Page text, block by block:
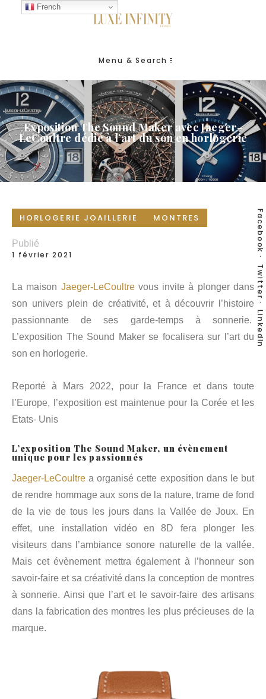
Menu & Search
Exposition The Sound Maker avec Jaeger-
LeCoultre dédié à l’art du son en horlogerie
Facebook
Twitter
LinkedIn
HORLOGERIE JOAILLERIE MONTRES
Publié
1 février 2021
La maison Jaeger-LeCoultrevous invite à plonger dans
son univers plein de créativité, et à découvrir l’histoire
passionnante de ses garde-temps à sonnerie.
L’exposition The Sound Maker se focalisera sur l’art du
son en horlogerie.
Reporté à Mars 2022, pour la France et dans toute
l’Europe, l’exposition est maintenue pour la Corée et les
Etats- Unis
L’exposition The Sound Maker, un évènement
unique pour les passionnés
Jaeger-LeCoultre a organisé cette exposition dans le but
de rendre hommage aux sons de la nature, trame de fond
de la vie de tous les jours dans la Vallée de Joux. En
effet, une installation vidéo en 8D fera plonger les
visiteurs dans l’ambiance sonore naturelle de la vallée.
Mais cet évènement mettra également à l’honneur son
savoir-faire et sa créativité dans la conception de montres
à sonnerie. Ainsi que l’art et le savoir-faire des artisans
dans la fabrication des montres les plus précieuses de la
marque.
French